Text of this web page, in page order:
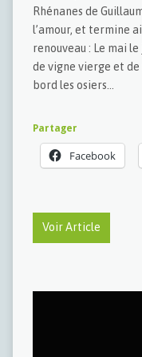
Rhénanes de
l’amour, et termine
renouveau : Le mai
de vigne vierge et de
bord les osiers…
Partager
Facebook
Voir Article